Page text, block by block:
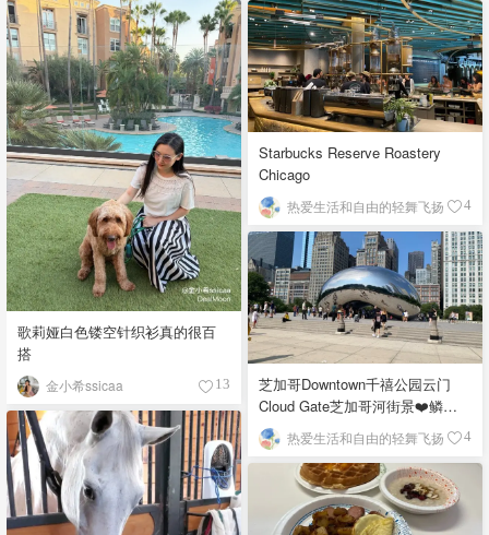
歌莉娅白色镂空针织衫真的很百
搭
金小希ssicaa 13
Starbucks Reserve Roastery
Chicago
热爱生活和自由的轻舞飞扬 4
芝加哥Downtown千禧公园云门
Cloud Gate芝加哥河街景❤️鳞次
栉比的高楼
热爱生活和自由的轻舞飞扬 4